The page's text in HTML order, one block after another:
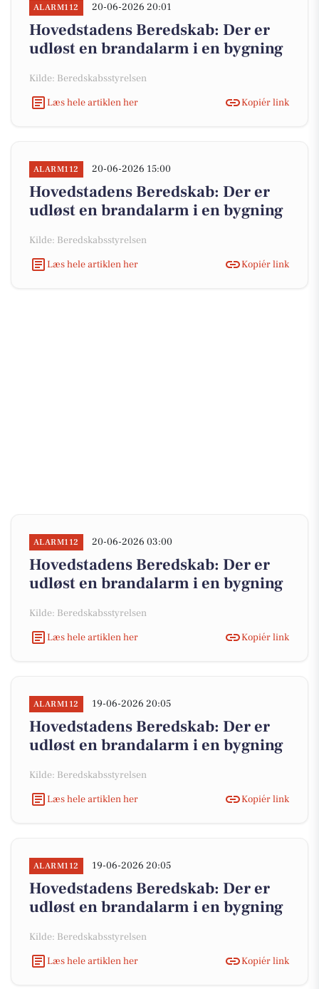
ALARM112 20-06-2026 20:01
Hovedstadens Beredskab: Der er
udløst en brandalarm i en bygning
Kilde: Beredskabsstyrelsen
Læs hele artiklen her
Kopiér link
ALARM112 20-06-2026 15:00
Hovedstadens Beredskab: Der er
udløst en brandalarm i en bygning
Kilde: Beredskabsstyrelsen
Læs hele artiklen her
Kopiér link
ALARM112 20-06-2026 03:00
Hovedstadens Beredskab: Der er
udløst en brandalarm i en bygning
Kilde: Beredskabsstyrelsen
Læs hele artiklen her
Kopiér link
ALARM112 19-06-2026 20:05
Hovedstadens Beredskab: Der er
udløst en brandalarm i en bygning
Kilde: Beredskabsstyrelsen
Læs hele artiklen her
Kopiér link
ALARM112 19-06-2026 20:05
Hovedstadens Beredskab: Der er
udløst en brandalarm i en bygning
Kilde: Beredskabsstyrelsen
Læs hele artiklen her
Kopiér link